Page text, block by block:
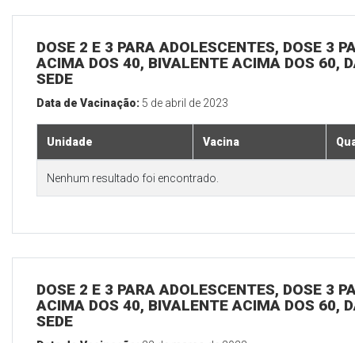
DOSE 2 E 3 PARA ADOLESCENTES, DOSE 3
ACIMA DOS 40, BIVALENTE ACIMA DOS 60,
SEDE
Data de Vacinação: 5 de abril de 2023
Unidade Vacina
Nenhum resultado foi encontrado.
DOSE 2 E 3 PARA ADOLESCENTES, DOSE 3
ACIMA DOS 40, BIVALENTE ACIMA DOS 60,
SEDE